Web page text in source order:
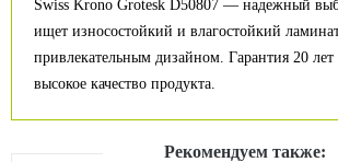
Swiss Krono Grotesk D50807 — надежный
ищет износостойкий и влагостойкий
привлекательным дизайном. Гарантия 20 лет
высокое качество продукта.
Рекомендуем также: